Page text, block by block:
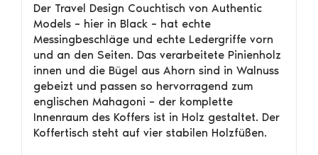
Der Travel Design Couchtisch von Authentic
Models – hier in Black – hat echte
Messingbeschläge und echte Ledergriffe vorn
und an den Seiten. Das verarbeitete Pinienholz
innen und die Bügel aus Ahorn sind in Walnuss
gebeizt und passen so hervorragend zum
englischen Mahagoni – der komplette
Innenraum des Koffers ist in Holz gestaltet. Der
Koffertisch steht auf vier stabilen Holzfüßen.